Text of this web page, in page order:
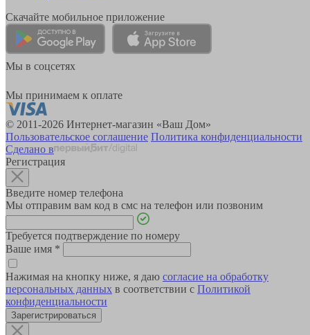
Скачайте мобильное приложение
Мы в соцсетях
Мы принимаем к оплате
© 2011-2026 Интернет-магазин «Ваш Дом»
Пользовательское соглашение Политика конфиденциальности
Сделано в
Регистрация
Введите номер телефона
Мы отправим вам код в смс на телефон или позвоним
Требуется подтверждение по номеру
Ваше имя *
Нажимая на кнопку ниже, я даю согласие на обработку
персональных данных в соответствии с Политикой
конфиденциальности
Зарегистрироваться